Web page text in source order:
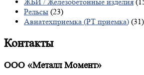
Рельсы (23)
Авиатехприемка (РТ приемка) (31)
Контакты
ООО «Металл Момент»